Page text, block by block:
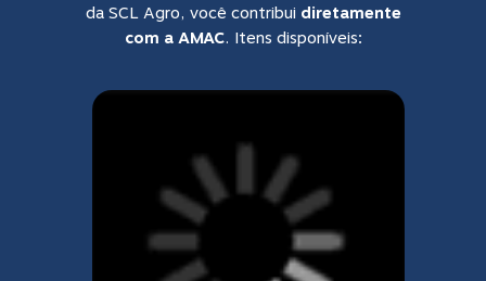
da SCL Agro, você contribui diretamente
com a AMAC. Itens disponíveis: